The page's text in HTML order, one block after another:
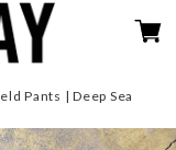
Pants | Deep Sea